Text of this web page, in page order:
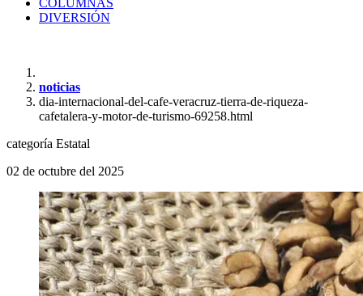
COLUMNAS
DIVERSIÓN
noticias
dia-internacional-del-cafe-veracruz-tierra-de-riqueza-
cafetalera-y-motor-de-turismo-69258.html
categoría Estatal
02 de octubre del 2025